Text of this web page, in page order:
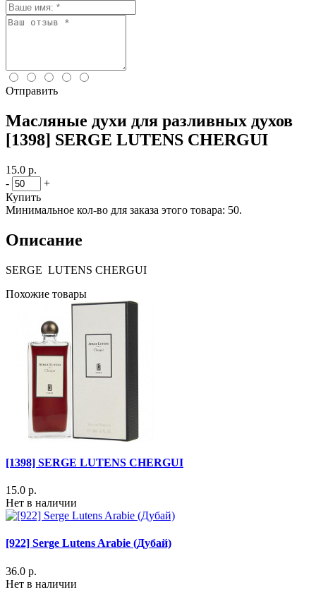
Отправить
Масляные духи для разливных духов
[1398] SERGE LUTENS CHERGUI
15.0 р.
-
+
Купить
Минимальное кол-во для заказа этого товара: 50.
Описание
SERGE LUTENS CHERGUI
Похожие товары
[1398] SERGE LUTENS CHERGUI
15.0 р.
Нет в наличии
[922] Serge Lutens Arabie (Дубай)
36.0 р.
Нет в наличии